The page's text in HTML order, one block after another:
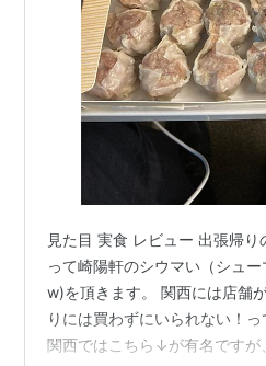
見た目 実食 レビュー 出張帰り
って崎陽軒のシウマい（シュ
w)を頂きます。 関西には店舗
りには買わずにいられない！
関西ではこちら↓が有名ですが